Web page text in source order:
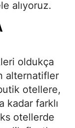
alıyoruz.
oldukça
alternatifler
otellere,
kadar farklı
otellerde